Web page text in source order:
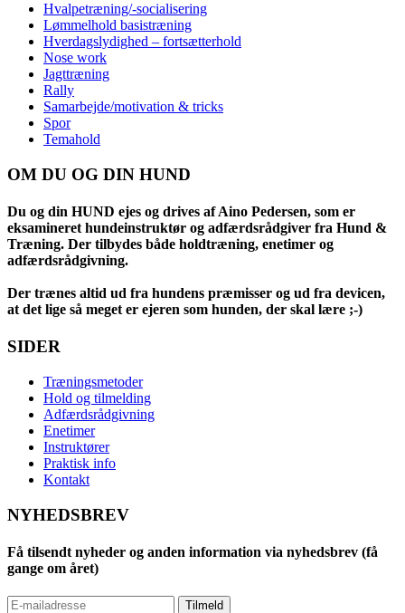
Hvalpetræning/-socialisering
Lømmelhold basistræning
Hverdagslydighed – fortsætterhold
Nose work
Jagttræning
Rally
Samarbejde/motivation & tricks
Spor
Temahold
OM DU OG DIN HUND
Du og din HUND ejes og drives af Aino Pedersen, som er
eksamineret hundeinstruktør og adfærdsrådgiver fra Hund &
Træning. Der tilbydes både holdtræning, enetimer og
adfærdsrådgivning.
Der trænes altid ud fra hundens præmisser og ud fra devicen,
at det lige så meget er ejeren som hunden, der skal lære ;-)
SIDER
Træningsmetoder
Hold og tilmelding
Adfærdsrådgivning
Enetimer
Instruktører
Praktisk info
Kontakt
NYHEDSBREV
Få tilsendt nyheder og anden information via nyhedsbrev (få
gange om året)
Tilmeld